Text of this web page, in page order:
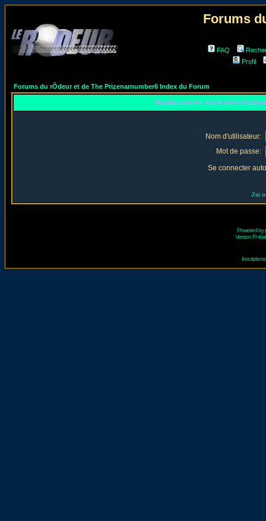
Forums
FAQ
Profil
Forums du rÔdeur et de The Prizenarnumber6 Index du Forum
Veuillez entrer votre nom
Nom d'utilisateur:
Mot de passe:
Se connecter
J'ai
Powered by
Version Fr